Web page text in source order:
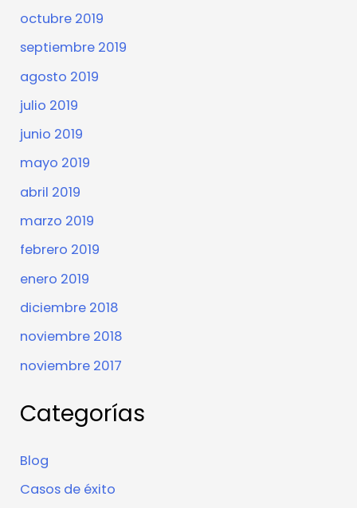
octubre 2019
septiembre 2019
agosto 2019
julio 2019
junio 2019
mayo 2019
abril 2019
marzo 2019
febrero 2019
enero 2019
diciembre 2018
noviembre 2018
noviembre 2017
Categorías
Blog
Casos de éxito